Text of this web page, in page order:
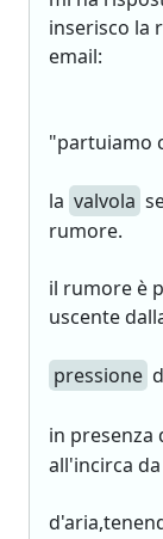
inserisco la
email:
"partuiamo
la valvola
rumore.
il rumore è
uscente
pressione
in presenza
all'incirca